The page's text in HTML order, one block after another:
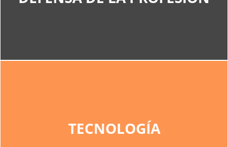
TECNOLOGÍA
TECNOLOGÍA